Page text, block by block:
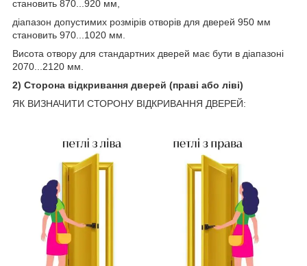
становить 870...920 мм,
діапазон допустимих розмірів отворів для дверей 950 мм
становить 970...1020 мм.
Висота отвору для стандартних дверей має бути в діапазоні
2070...2120 мм.
2) Сторона відкривання дверей (праві або ліві)
ЯК ВИЗНАЧИТИ СТОРОНУ ВІДКРИВАННЯ ДВЕРЕЙ: